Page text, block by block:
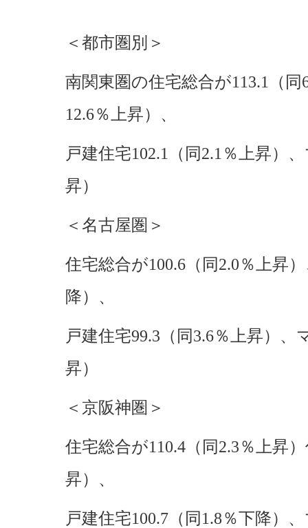
＜都市圏別＞
南関東圏の住宅総合が113.1（
12.6％上昇）、
戸建住宅102.1（同2.1％上昇）
昇）
＜名古屋圏＞
住宅総合が100.6（同2.0％上昇
降）、
戸建住宅99.3（同3.6％上昇）、
昇）
＜京阪神圏＞
住宅総合が110.4（同2.3％上昇
昇）、
戸建住宅100.7（同1.8％下降）